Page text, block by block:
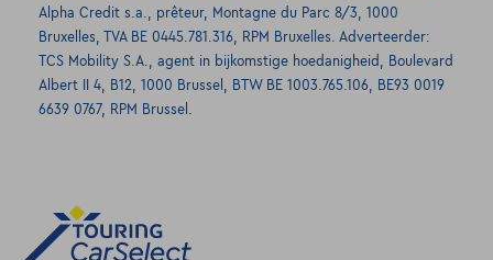
Alpha Credit s.a., prêteur, Montagne du Parc 8/3, 1000
Bruxelles, TVA BE 0445.781.316, RPM Bruxelles. Adverteerder:
TCS Mobility S.A., agent in bijkomstige hoedanigheid, Boulevard
Albert II 4, B12, 1000 Brussel, BTW BE 1003.765.106, BE93 0019
6639 0767, RPM Brussel.